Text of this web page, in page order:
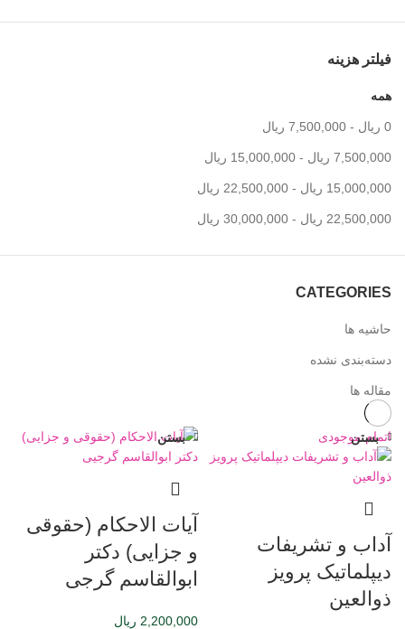
فیلتر هزینه
همه
0 ریال -
7,500,000 ریال
7,500,000 ریال -
15,000,000 ریال
15,000,000 ریال -
22,500,000 ریال
22,500,000 ریال -
30,000,000 ریال
CATEGORIES
حاشیه ها
دسته‌بندی نشده
مقاله ها
اتمام موجودی
بستن
آداب و تشریفات
دیپلماتیک پرویز
ذوالعین
بستن
آیات الاحکام (حقوقی
و جزایی) دکتر
ابوالقاسم گرجی
2,200,000 ریال